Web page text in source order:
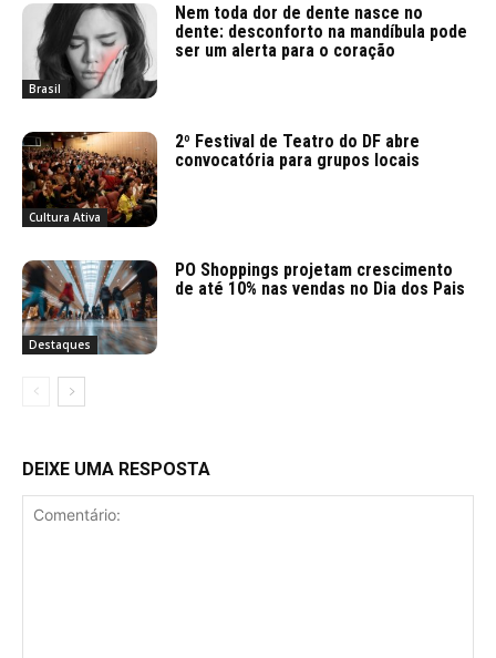
Brasil
Nem toda dor de dente nasce no
dente: desconforto na mandíbula pode
ser um alerta para o coração
Cultura Ativa
2º Festival de Teatro do DF abre
convocatória para grupos locais
Destaques
PO Shoppings projetam crescimento
de até 10% nas vendas no Dia dos Pais
DEIXE UMA RESPOSTA